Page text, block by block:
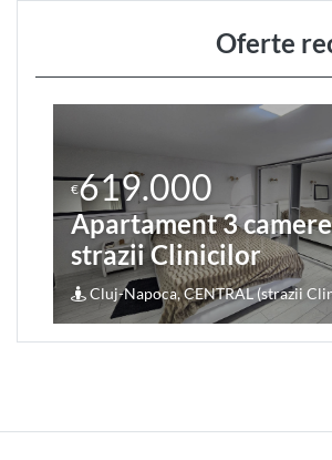
Oferte
€619.000
Apartament 3
strazii Clinicilor
Cluj-Napoca, CENTRAL (strazii